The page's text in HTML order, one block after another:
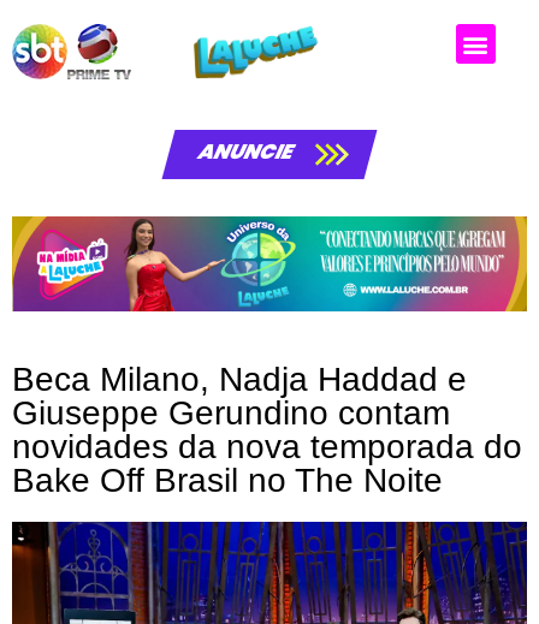
ANUNCIE
Beca Milano, Nadja Haddad e
Giuseppe Gerundino contam
novidades da nova temporada do
Bake Off Brasil no The Noite